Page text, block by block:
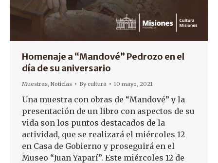
Homenaje a “Mandové” Pedrozo en el
día de su aniversario
Muestras, Noticias Bycultura 10 mayo, 2021
Una muestra con obras de “Mandové” y la
presentación de un libro con aspectos de su
vida son los puntos destacados de la
actividad, que se realizará el miércoles 12
en Casa de Gobierno y proseguirá en el
Museo “Juan Yaparí”. Este miércoles 12 de